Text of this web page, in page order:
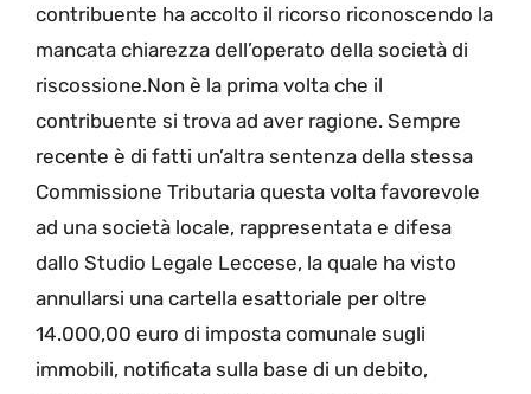
contribuente ha accolto il ricorso riconoscendo la
mancata chiarezza dell’operato della società di
riscossione.Non è la prima volta che il
contribuente si trova ad aver ragione. Sempre
recente è di fatti un’altra sentenza della stessa
Commissione Tributaria questa volta favorevole
ad una società locale, rappresentata e difesa
dallo Studio Legale Leccese, la quale ha visto
annullarsi una cartella esattoriale per oltre
14.000,00 euro di imposta comunale sugli
immobili, notificata sulla base di un debito,